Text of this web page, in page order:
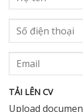
TẢI LÊN CV
Upload